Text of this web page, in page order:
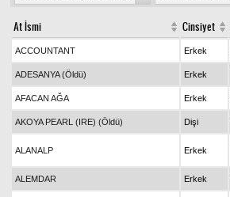
At İsmi Cinsiyet
ACCOUNTANT Erkek
ADESANYA (Öldü) Erkek
AFACAN AĞA Erkek
AKOYA PEARL (IRE) (Öldü) Dişi
ALANALP Erkek
ALEMDAR Erkek